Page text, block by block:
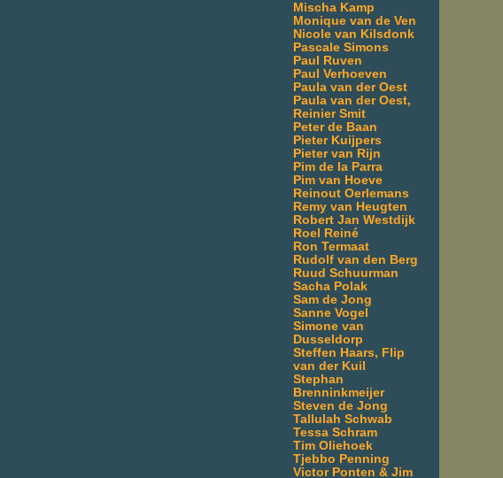
Mischa Kamp
Monique van de Ven
Nicole van Kilsdonk
Pascale Simons
Paul Ruven
Paul Verhoeven
Paula van der Oest
Paula van der Oest,
Reinier Smit
Peter de Baan
Pieter Kuijpers
Pieter van Rijn
Pim de la Parra
Pim van Hoeve
Reinout Oerlemans
Remy van Heugten
Robert Jan Westdijk
Roel Reiné
Ron Termaat
Rudolf van den Berg
Ruud Schuurman
Sacha Polak
Sam de Jong
Sanne Vogel
Simone van
Dusseldorp
Steffen Haars, Flip
van der Kuil
Stephan
Brenninkmeijer
Steven de Jong
Tallulah Schwab
Tessa Schram
Tim Oliehoek
Tjebbo Penning
Victor Ponten & Jim